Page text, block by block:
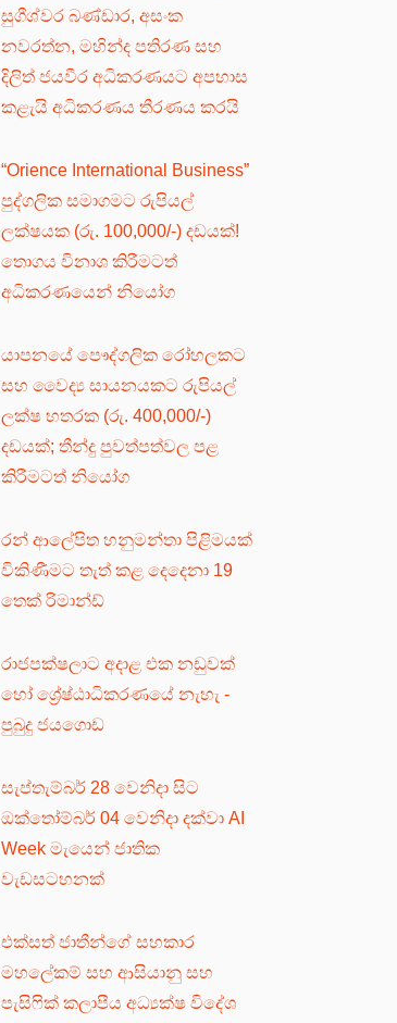
සුගීශ්වර බණ්ඩාර, අසංක
නවරත්න, මහින්ද පතිරණ සහ
දිලිත් ජයවීර අධිකරණයට අපහාස
කළැයි අධිකරණය තීරණය කරයි
“Orience International Business”
පුද්ගලික සමාගමට රුපියල්
ලක්ෂයක (රු. 100,000/-) දඩයක්!
තොගය විනාශ කිරීමටත්
අධිකරණයෙන් නියෝග
යාපනයේ පෞද්ගලික රෝහලකට
සහ වෛද්‍ය සායනයකට රුපියල්
ලක්ෂ හතරක (රු. 400,000/-)
දඩයක්; තීන්දු පුවත්පත්වල පළ
කිරීමටත් නියෝග
රන් ආලේපිත හනුමන්තා පිළිමයක්
විකිණීමට තැත් කළ දෙදෙනා 19
තෙක් රිමාන්ඩ්
රාජපක්ෂලාට අදාළ එක නඩුවක්
හෝ ශ්‍රේෂ්ඨාධිකරණයේ නැහැ -
පුබුදු ජයගොඩ
සැප්තැම්බර් 28 වෙනිදා සිට
ඔක්තෝම්බර් 04 වෙනිදා දක්වා AI
Week මැයෙන් ජාතික
වැඩසටහනක්
එක්සත් ජාතීන්ගේ සහකාර
මහලේකම් සහ ආසියානු සහ
පැසිෆික් කලාපීය අධ්‍යක්ෂ විදේශ